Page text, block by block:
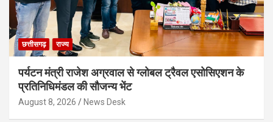
छत्तीसगढ़ राज्य
पर्यटन मंत्री राजेश अग्रवाल से ग्लोबल ट्रैवल एसोसिएशन के
प्रतिनिधिमंडल की सौजन्य भेंट
August 8, 2026 News Desk